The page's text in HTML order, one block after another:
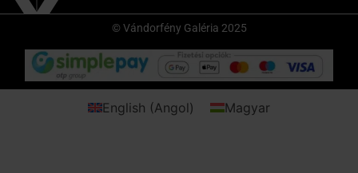
© Vándorfény Galéria 2025
English (Angol) Magyar